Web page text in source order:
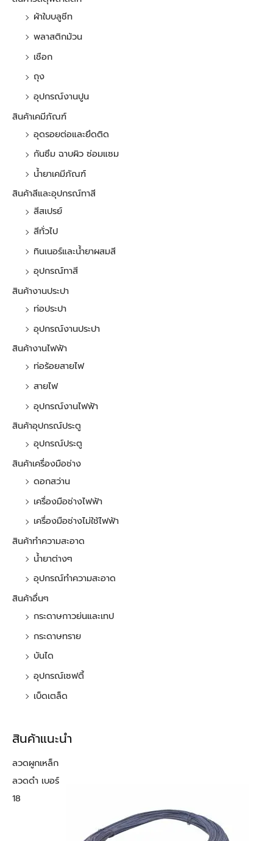
ผ้าใบบลูชีท
พลาสติกม้วน
เชือก
ถุง
อุปกรณ์งานปูน
สินค้าเคมีภัณฑ์
อุดรอยต่อและยึดติด
กันซึม ฉาบผิว ซ่อมแซม
น้ำยาเคมีภัณฑ์
สินค้าสีและอุปกรณ์ทาสี
สีสเปรย์
สีทั่วไป
ทินเนอร์และน้ำยาผสมสี
อุปกรณ์ทาสี
สินค้างานประปา
ท่อประปา
อุปกรณ์งานประปา
สินค้างานไฟฟ้า
ท่อร้อยสายไฟ
สายไฟ
อุปกรณ์งานไฟฟ้า
สินค้าอุปกรณ์ประตู
อุปกรณ์ประตู
สินค้าเครื่องมือช่าง
ดอกสว่าน
เครื่องมือช่างไฟฟ้า
เครื่องมือช่างไม่ใช้ไฟฟ้า
สินค้าทำความสะอาด
น้ำยาต่างๆ
อุปกรณ์ทำความสะอาด
สินค้าอื่นๆ
กระดาษกาวย่นและเทป
กระดาษทราย
บันได
อุปกรณ์เซฟตี้
เบ็ดเตล็ด
สินค้าแนะนำ
ลวดผูกเหล็ก
ลวดดำ เบอร์
18